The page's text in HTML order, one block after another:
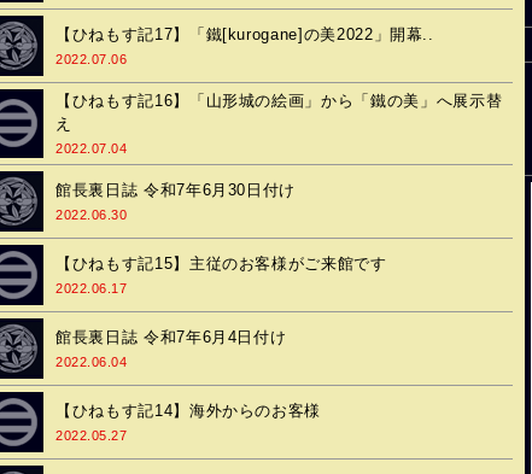
【ひねもす記17】「鐵[kurogane]の美2022」開幕..
2022.07.06
【ひねもす記16】「山形城の絵画」から「鐵の美」へ展示替
え
2022.07.04
館長裏日誌 令和7年6月30日付け
2022.06.30
【ひねもす記15】主従のお客様がご来館です
2022.06.17
館長裏日誌 令和7年6月4日付け
2022.06.04
【ひねもす記14】海外からのお客様
2022.05.27